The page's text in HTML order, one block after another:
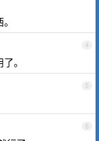
4
。
5
6